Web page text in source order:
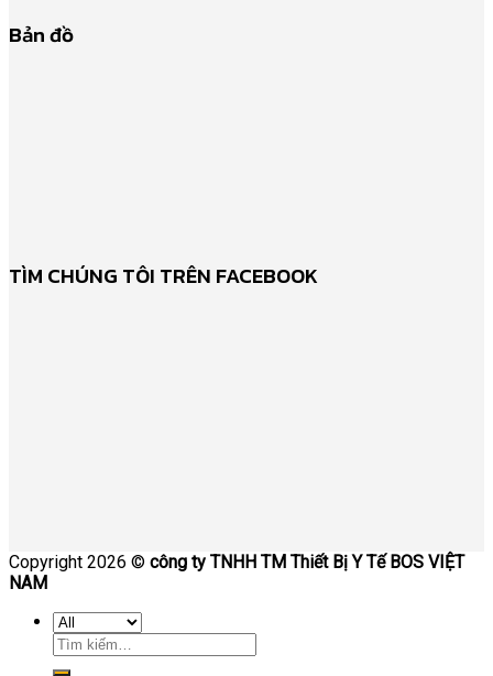
Bản đồ
TÌM CHÚNG TÔI TRÊN FACEBOOK
Copyright 2026 © công ty TNHH TM Thiết Bị Y Tế BOS VIỆT
NAM